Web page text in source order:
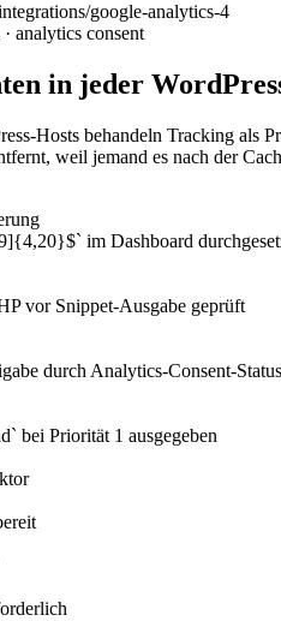
google-analytics-4
· analytics consent
in jeder
Hosts behandeln Tracking als
weil jemand es nach der
im Dashboard
vor Snippet-Ausgabe geprüft
durch Analytics-Consent-Status
bei Priorität 1 ausgegeben